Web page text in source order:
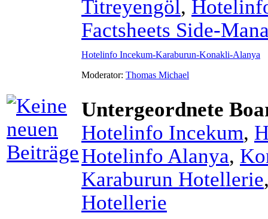
Titreyengöl,
Factsheets Side-
Hotelinfo Incekum-Karaburun-Konakli-Alanya
Moderator: Thomas Michael
Untergeordnete
Hotelinfo Incekum,
Hotelinfo Alanya,
Karaburun Hotellerie
Hotellerie